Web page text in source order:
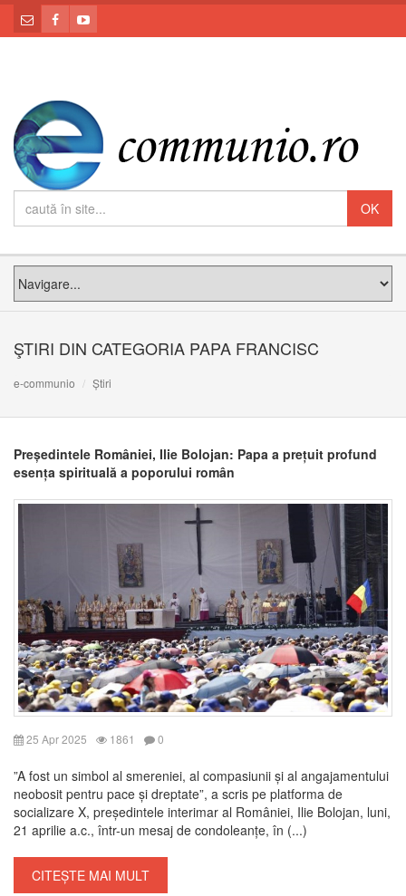
ŞTIRI DIN CATEGORIA PAPA FRANCISC
e-communio Știri
Președintele României, Ilie Bolojan: Papa a prețuit profund
esența spirituală a poporului român
25 Apr 2025 1861 0
”A fost un simbol al smereniei, al compasiunii și al angajamentului
neobosit pentru pace și dreptate”, a scris pe platforma de
socializare X, președintele interimar al României, Ilie Bolojan, luni,
21 aprilie a.c., într-un mesaj de condoleanțe, în (...)
CITEȘTE MAI MULT